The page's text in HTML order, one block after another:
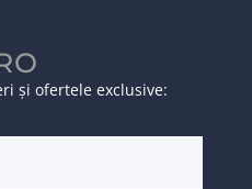
și ofertele exclusive: